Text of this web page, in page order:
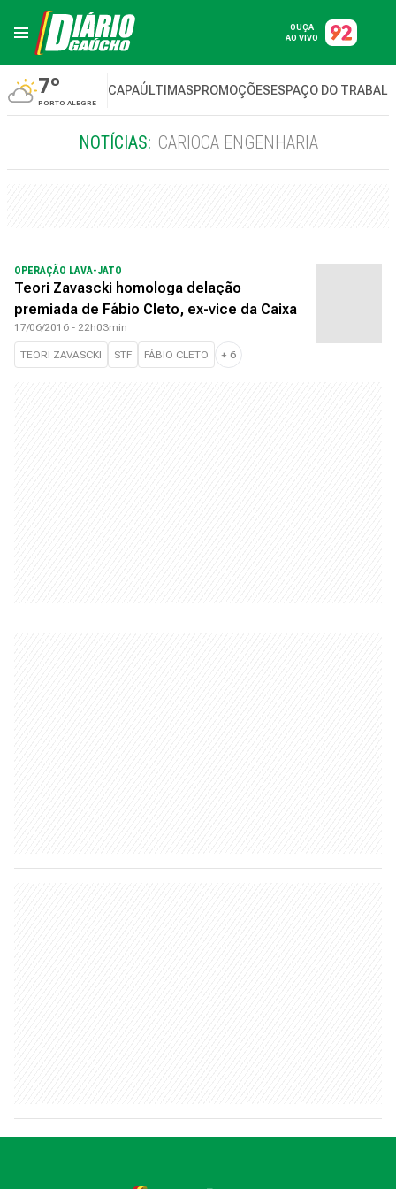
OUÇA
AO VIVO
7º
PORTO ALEGRE
CAPAÚLTIMASPROMOÇÕESESPAÇO DO
NOTÍCIAS: CARIOCA ENGENHARIA
OPERAÇÃO LAVA-JATO
Teori Zavascki homologa delação
premiada de Fábio Cleto, ex-vice da Caixa
17/06/2016 - 22h03min
TEORI ZAVASCKI STF FÁBIO CLETO + 6